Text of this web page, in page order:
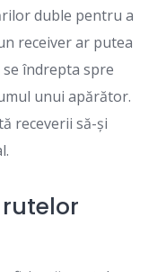
duble pentru a
receiver ar putea
îndrepta spre
unui apărător.
receverii să-și